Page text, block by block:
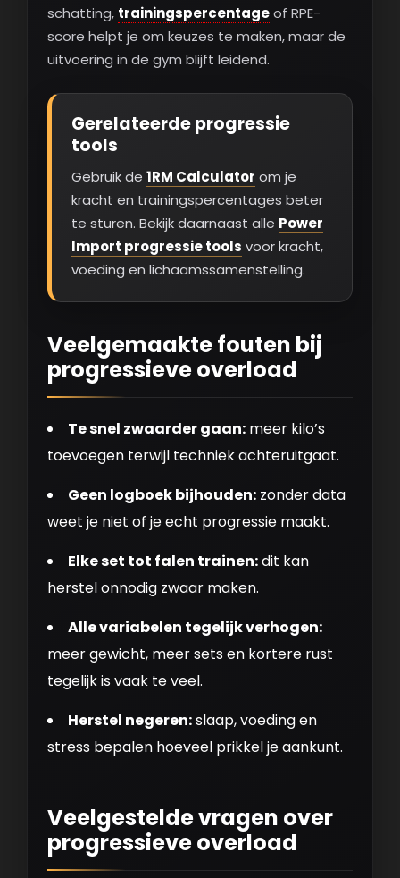
schatting, trainingspercentageof RPE-
score helpt je om keuzes te maken, maar de
uitvoering in de gym blijft leidend.
Gerelateerde progressie
tools
Gebruik de 1RM Calculator om je
kracht en trainingspercentages beter
te sturen. Bekijk daarnaast alle Power
Import progressie tools voor kracht,
voeding en lichaamssamenstelling.
Veelgemaakte fouten bij
progressieve overload
Te snel zwaarder gaan: meer kilo’s
toevoegen terwijl techniek achteruitgaat.
Geen logboek bijhouden: zonder data
weet je niet of je echt progressie maakt.
Elke set tot falen trainen:dit kan
herstel onnodig zwaar maken.
Alle variabelen tegelijk verhogen:
meer gewicht, meer sets en kortere rust
tegelijk is vaak te veel.
Herstel negeren:slaap, voeding en
stress bepalen hoeveel prikkel je aankunt.
Veelgestelde vragen over
progressieve overload